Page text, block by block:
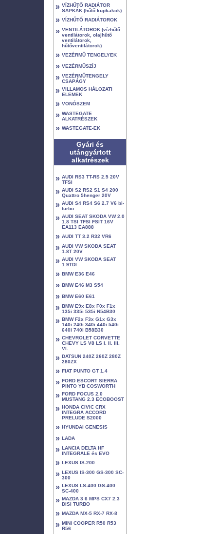
» VÍZHŰTŐ RADIÁTOR
SAPKÁK (hűtő kupkakok)
» VÍZHŰTŐ RADIÁTOROK
» VENTILÁTOROK (vízhűtő
ventilátorok, olajhűtő
ventilátorok,
hűtőventilátorok)
» VEZÉRMŰ TENGELYEK
» VEZÉRMŰSZÍJ
» VEZÉRMŰTENGELY
CSAPÁGY
» VILLAMOS HÁLOZATI
ELEMEK
» VONÓSZEM
» WASTEGATE
ALKATRÉSZEK
» WASTEGATE-EK
Gyári és
utángyártott
alkatrészek
» AUDI RS3 TT-RS 2.5 20V
TFSI
» AUDI S2 RS2 S1 S4 200
Quattro 5henger 20V
» AUDI S4 RS4 S6 2.7 V6 bi-
turbo
» AUDI SEAT SKODA VW 2.0
1.8 TSI TFSI FSIT 16V
EA113 EA888
» AUDI TT 3.2 R32 VR6
» AUDI VW SKODA SEAT
1.8T 20V
» AUDI VW SKODA SEAT
1.9TDI
» BMW E36 E46
» BMW E46 M3 S54
» BMW E60 E61
» BMW E9x E8x F0x F1x
135i 335i 535i N54B30
» BMW F2x F3x G1x G3x
140i 240i 340i 440i 540i
640i 740i B58B30
» CHEVROLET CORVETTE
CHEVY LS V8 LS I. II. III.
VI.
» DATSUN 240Z 260Z 280Z
280ZX
» FIAT PUNTO GT 1.4
» FORD ESCORT SIERRA
PINTO YB COSWORTH
» FORD FOCUS 2.0
MUSTANG 2.3 ECOBOOST
» HONDA CIVIC CRX
INTEGRA ACCORD
PRELUDE S2000
» HYUNDAI GENESIS
» LADA
» LANCIA DELTA HF
INTEGRALE és EVO
» LEXUS IS-200
» LEXUS IS-300 GS-300 SC-
300
» LEXUS LS-400 GS-400
SC-400
» MAZDA 3 6 MPS CX7 2.3
DISI TURBO
» MAZDA MX-5 RX-7 RX-8
» MINI COOPER R50 R53
R56